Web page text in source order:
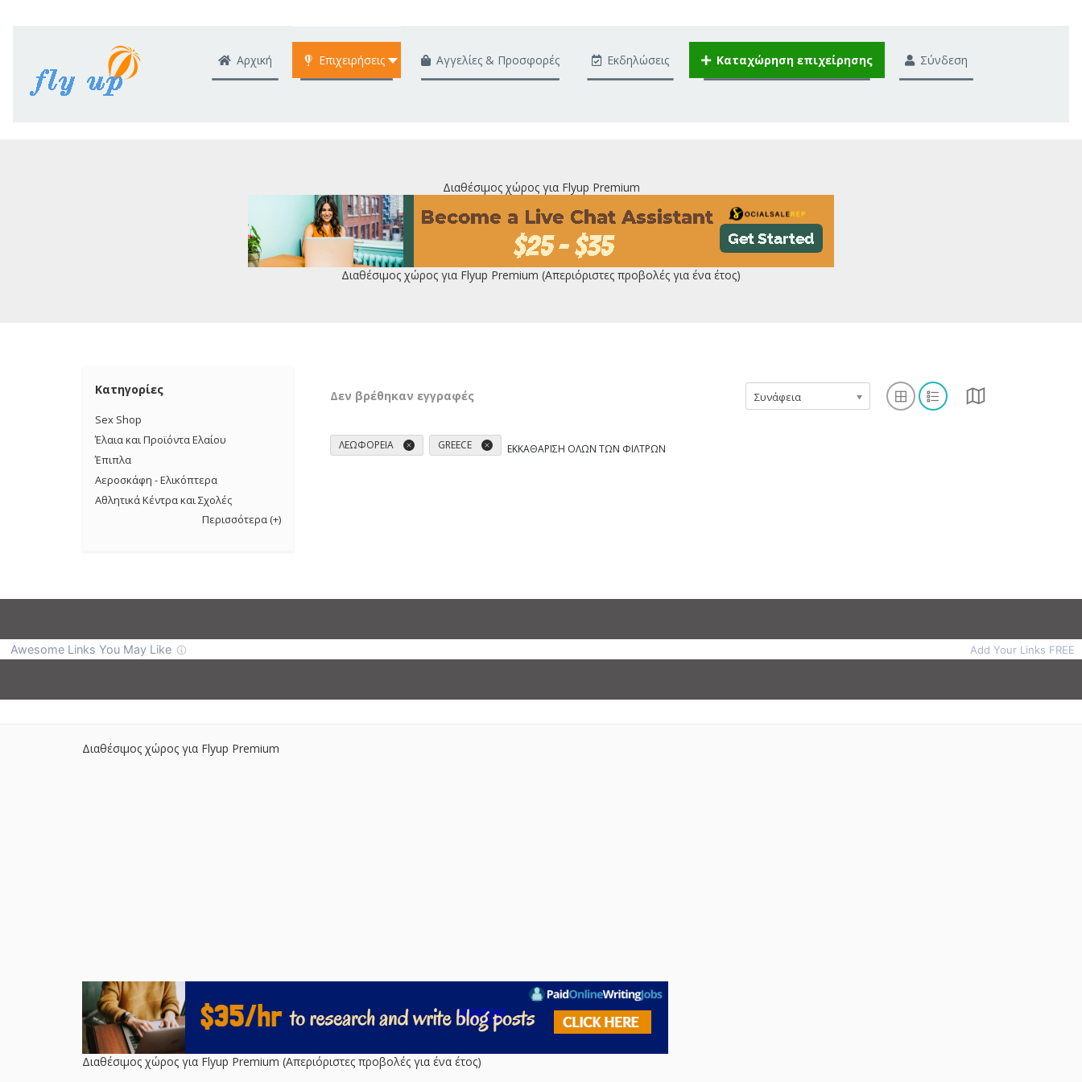
Αρχική Επιχειρήσεις Αγγελίες & Προσφορές Εκδηλώσεις Καταχώρηση επιχείρησης Σύνδεση
Διαθέσιμος χώρος για Flyup Premium
Διαθέσιμος χώρος για Flyup Premium (Απεριόριστες προβολές για ένα έτος)
Κατηγορίες
Sex Shop
Έλαια και Προϊόντα Ελαίου
Έπιπλα
Αεροσκάφη - Ελικόπτερα
Αθλητικά Κέντρα και Σχολές
Περισσότερα(+)
Δεν βρέθηκαν εγγραφές Συνάφεια
ΛΕΩΦΟΡΕΊΑ GREECE ΕΚΚΑΘΆΡΙΣΗ ΌΛΩΝ ΤΩΝ ΦΊΛΤΡΩΝ
Διαθέσιμος χώρος για Flyup Premium
Διαθέσιμος χώρος για Flyup Premium (Απεριόριστες προβολές για ένα έτος)